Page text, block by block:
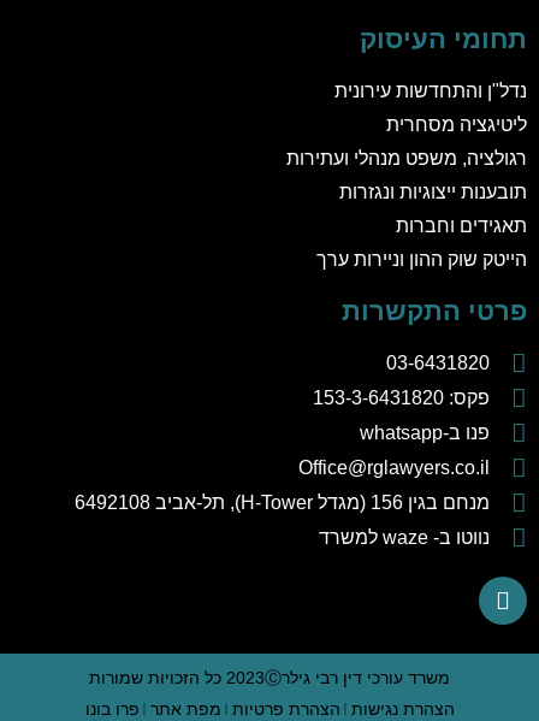
תחומי העיסוק
נדל"ן והתחדשות עירונית
ליטיגציה מסחרית
רגולציה, משפט מנהלי ועתירות
תובענות ייצוגיות ונגזרות
תאגידים וחברות
הייטק שוק ההון וניירות ערך
פרטי התקשרות
03-6431820
פקס: 153-3-6431820
פנו ב-whatsapp
Office@rglawyers.co.il
מנחם בגין 156 (מגדל H-Tower), תל-אביב 6492108
נווטו ב- waze למשרד
משרד עורכי דין רבי גילר2023Ⓒ כל הזכויות שמורות
הצהרת נגישות
הצהרת פרטיות מפת אתר פרו בונו